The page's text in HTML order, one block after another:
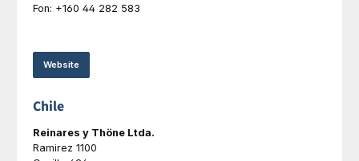
Fon: +160 44 282 583
Website
Chile
Reinares y Thöne Ltda.
Ramirez 1100